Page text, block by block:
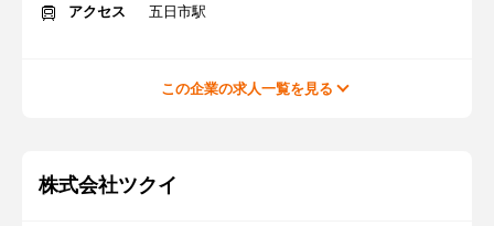
アクセス
五日市駅
この企業の求人一覧を見る
株式会社ツクイ